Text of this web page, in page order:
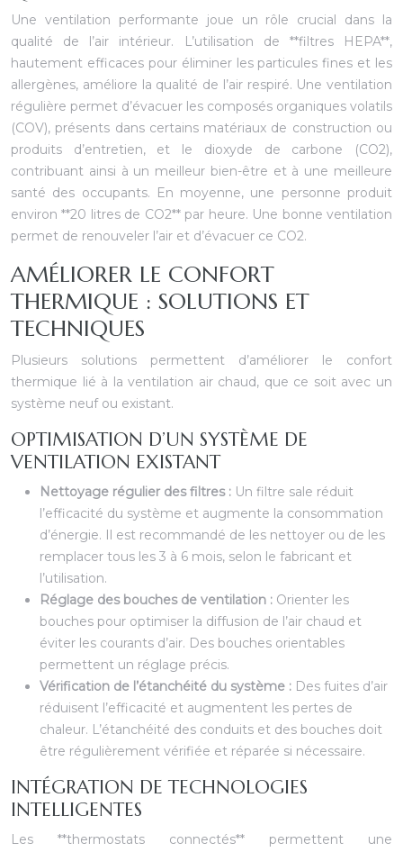
Une ventilation performante joue un rôle crucial dans la
qualité de l’air intérieur. L’utilisation de **filtres HEPA**,
hautement efficaces pour éliminer les particules fines et les
allergènes, améliore la qualité de l’air respiré. Une ventilation
régulière permet d’évacuer les composés organiques volatils
(COV), présents dans certains matériaux de construction ou
produits d’entretien, et le dioxyde de carbone (CO2),
contribuant ainsi à un meilleur bien-être et à une meilleure
santé des occupants. En moyenne, une personne produit
environ **20 litres de CO2** par heure. Une bonne ventilation
permet de renouveler l’air et d’évacuer ce CO2.
AMÉLIORER LE CONFORT
THERMIQUE : SOLUTIONS ET
TECHNIQUES
Plusieurs solutions permettent d’améliorer le confort
thermique lié à la ventilation air chaud, que ce soit avec un
système neuf ou existant.
OPTIMISATION D’UN SYSTÈME DE
VENTILATION EXISTANT
Nettoyage régulier des filtres : Un filtre sale réduit
l’efficacité du système et augmente la consommation
d’énergie. Il est recommandé de les nettoyer ou de les
remplacer tous les 3 à 6 mois, selon le fabricant et
l’utilisation.
Réglage des bouches de ventilation : Orienter les
bouches pour optimiser la diffusion de l’air chaud et
éviter les courants d’air. Des bouches orientables
permettent un réglage précis.
Vérification de l’étanchéité du système : Des fuites d’air
réduisent l’efficacité et augmentent les pertes de
chaleur. L’étanchéité des conduits et des bouches doit
être régulièrement vérifiée et réparée si nécessaire.
INTÉGRATION DE TECHNOLOGIES
INTELLIGENTES
Les **thermostats connectés** permettent une